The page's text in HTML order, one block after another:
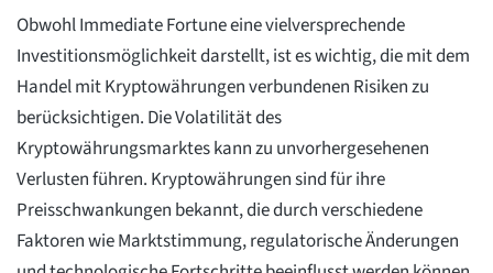
Obwohl Immediate Fortune eine vielversprechende
Investitionsmöglichkeit darstellt, ist es wichtig, die mit dem
Handel mit Kryptowährungen verbundenen Risiken zu
berücksichtigen. Die Volatilität des
Kryptowährungsmarktes kann zu unvorhergesehenen
Verlusten führen. Kryptowährungen sind für ihre
Preisschwankungen bekannt, die durch verschiedene
Faktoren wie Marktstimmung, regulatorische Änderungen